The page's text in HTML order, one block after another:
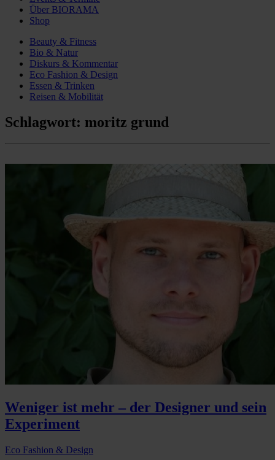
Über BIORAMA
Shop
Beauty & Fitness
Bio & Natur
Diskurs & Kommentar
Eco Fashion & Design
Essen & Trinken
Reisen & Mobilität
Schlagwort: moritz grund
Weniger ist mehr – der Designer und sein
Experiment
Eco Fashion & Design